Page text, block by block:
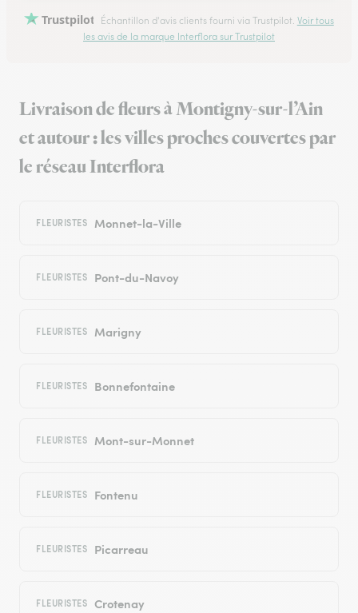
Trustpilot Échantillon d'avis clients fourni via Trustpilot. Voir tous
les avis de la marque Interflora sur Trustpilot
Livraison de fleurs à Montigny-sur-l’Ain
et autour : les villes proches couvertes par
le réseau Interflora
FLEURISTES Monnet-la-Ville
FLEURISTES Pont-du-Navoy
FLEURISTES Marigny
FLEURISTES Bonnefontaine
FLEURISTES Mont-sur-Monnet
FLEURISTES Fontenu
FLEURISTES Picarreau
FLEURISTES Crotenay